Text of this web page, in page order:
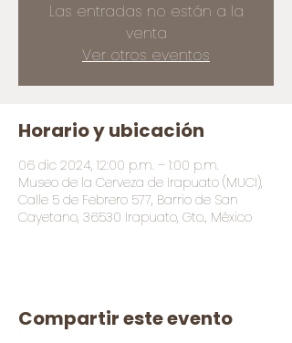
Las entradas no están a la
venta
Ver otros eventos
Horario y ubicación
06 dic 2024, 12:00 p.m. – 1:00 p.m.
Museo de la Cerveza de Irapuato (MUCI),
Calle 5 de Febrero 577, Barrio de San
Cayetano, 36530 Irapuato, Gto., México
Compartir este evento